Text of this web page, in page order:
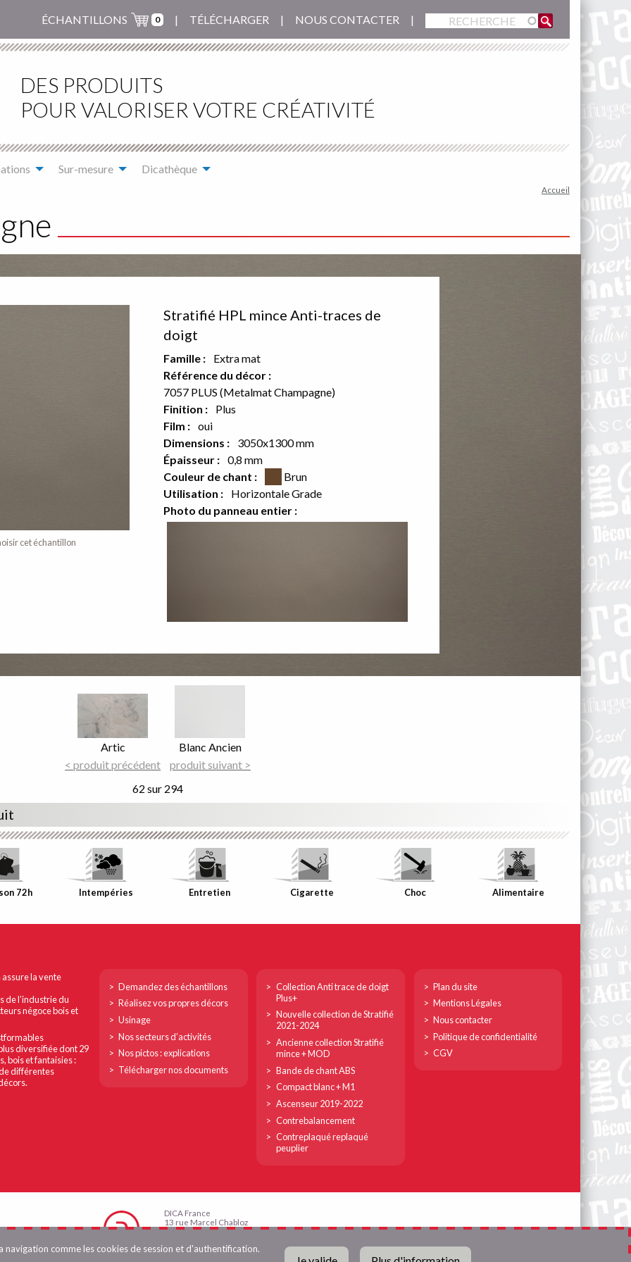
ÉCHANTILLONS 0 TÉLÉCHARGER NOUS CONTACTER
DES PRODUITS
POUR VALORISER VOTRE CRÉATIVITÉ
Sur-mesure Dicathèque
Accueil
cet échantillon
Stratifié HPL mince Anti-traces de
doigt
Famille :
Extra mat
Référence du décor :
7057 PLUS (Metalmat Champagne)
Finition :
Plus
Film : oui
Dimensions :
3050x1300 mm
Épaisseur : 0,8 mm
Couleur de chant :
Couleur CSS
Brun
Utilisation :
Horizontale Grade
Photo du panneau entier :
Focus
du
Artic
< produit précédent
Nom
du
décor
Blanc Ancien
produit suivant >
62 sur 294
72h Intempéries Entretien Cigarette Choc Alimentaire
la vente
de l’industrie du
négoce bois et
diversifiée dont 29
bois et fantaisies :
différentes
Footer
col
Demandez des échantillons
Réalisez vos propres décors
Usinage
Nos secteurs d’activités
Nos pictos : explications
Télécharger nos documents
Footer
col
Collection Anti trace de doigt
Plus+
Nouvelle collection de Stratifié
2021-2024
Ancienne collection Stratifié
mince + MOD
Bande de chant ABS
Compact blanc + M1
Ascenseur 2019-2022
Contrebalancement
Contreplaqué replaqué
peuplier
Footer
col
Plan du site
Mentions Légales
Nous contacter
Politique de confidentialité
CGV
DICA France
13 rue Marcel Chabloz
38400 Saint-Martin d’Hères
Fax 04 76 15 23 55
navigation comme les cookies de session et d'authentification.